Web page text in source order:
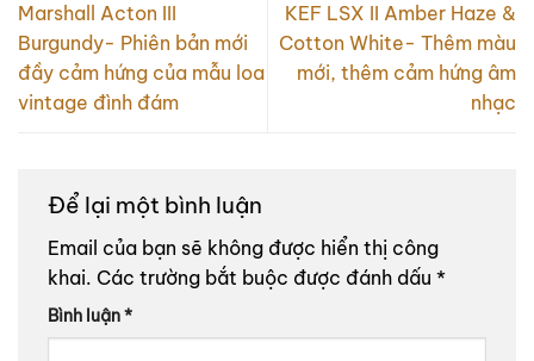
Marshall Acton III
Burgundy- Phiên bản mới
đầy cảm hứng của mẫu loa
vintage đình đám
KEF LSX II Amber Haze &
Cotton White- Thêm màu
mới, thêm cảm hứng âm
nhạc
Để lại một bình luận
Email của bạn sẽ không được hiển thị công
khai. Các trường bắt buộc được đánh dấu *
Bình luận*